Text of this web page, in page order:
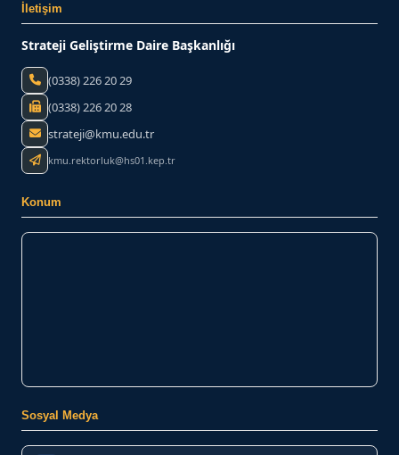
İletişim
Strateji Geliştirme Daire Başkanlığı
(0338) 226 20 29
(0338) 226 20 28
strateji@kmu.edu.tr
kmu.rektorluk@hs01.kep.tr
Konum
Sosyal Medya